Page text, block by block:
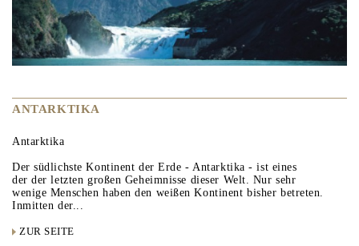
ANTARKTIKA
Antarktika
Der südlichste Kontinent der Erde - Antarktika - ist eines
der der letzten großen Geheimnisse dieser Welt. Nur sehr
wenige Menschen haben den weißen Kontinent bisher betreten.
Inmitten der...
ZUR SEITE